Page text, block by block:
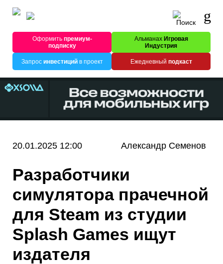
Оформитьпремиум-
подписку
Альманах Игровая
Индустрия
Запрос инвестицийв проект Ежедневный подкаст
20.01.2025 12:00 Александр Семенов
Разработчики
симулятора прачечной
для Steam из студии
Splash Games ищут
издателя